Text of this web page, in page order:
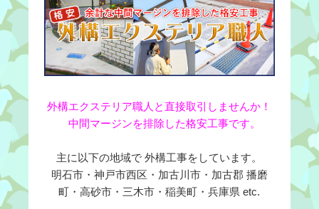
外構エクステリア職人と直接取引しませんか！
中間マージンを排除した格安工事です。
主に以下の地域で 外構工事をしています。
明石市・神戸市西区・加古川市・加古郡 播磨
町・高砂市・三木市・稲美町・兵庫県 etc.